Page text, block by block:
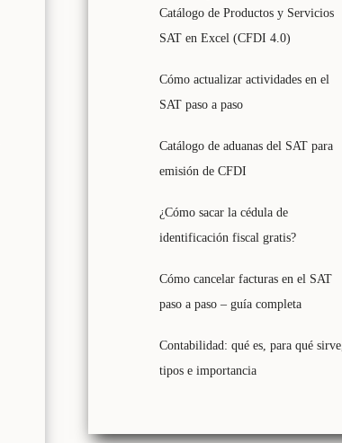
Catálogo de Productos y Servicios
SAT en Excel (CFDI 4.0)
Cómo actualizar actividades en el
SAT paso a paso
Catálogo de aduanas del SAT para
emisión de CFDI
¿Cómo sacar la cédula de
identificación fiscal gratis?
Cómo cancelar facturas en el SAT
paso a paso – guía completa
Contabilidad: qué es, para qué sirve,
tipos e importancia